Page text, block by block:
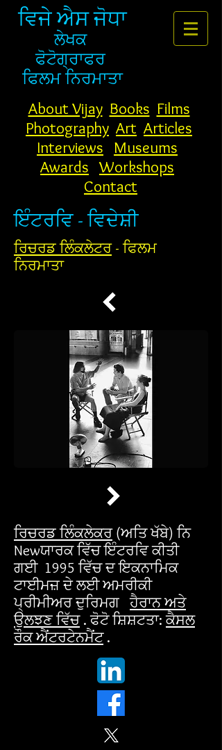
ਵਿਜੇ ਐਸ ਜੋਧਾ
ਲੇਖਕ
ਫੋਟੋਗ੍ਰਾਫਰ
ਫਿਲਮ ਨਿਰਮਾਤਾ
About Vijay Books Films
Photography Art Articles
Interviews
Museums
Awards Workshops
Contact
ਇੰਟਰਵਿ - ਵਿਦੇਸ਼ੀ
ਰਿਚਰਡ ਲਿੰਕਲੇਟਰ- ਫਿਲਮ
ਨਿਰਮਾਤਾ
ਰਿਚਰਡ ਲਿੰਕਲੇਕਰ(ਅਤਿ ਖੱਬੇ) ਨਿ
Newਯਾਰਕ ਵਿੱਚ ਇੰਟਰਵਿ ਕੀਤੀ
ਗਈ 1995 ਵਿੱਚ ਦ ਇਕਨਾਮਿਕ
ਟਾਈਮਜ਼ ਦੇ ਲਈ ਅਮਰੀਕੀ
ਪ੍ਰੀਮੀਅਰ ਦੁਰਿਮਗਹੈਰਾਨ ਅਤੇ
ਉਲਝਣ ਵਿੱਚ. ਫੋਟੋ ਸ਼ਿਸ਼ਟਤਾ:ਕੈਸਲ
ਰੌਕ ਐਂਟਰਟੇਨਮੈਂਟ.